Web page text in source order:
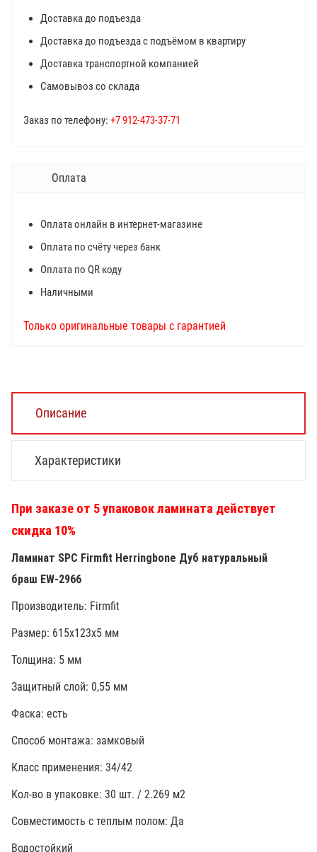
Доставка до подъезда
Доставка до подъезда с подъёмом в квартиру
Доставка транспортной компанией
Самовывоз со склада
Заказ по телефону: +7 912-473-37-71
Оплата
Оплата онлайн в интернет-магазине
Оплата по счёту через банк
Оплата по QR коду
Наличными
Только оригинальные товары с гарантией
Описание
Характеристики
При заказе от 5 упаковок ламината действует
скидка 10%
Ламинат SPC Firmfit Herringbone Дуб натуральный
браш EW-2966
Производитель: Firmfit
Размер: 615х123х5 мм
Толщина: 5 мм
Защитный слой: 0,55 мм
Фаска: есть
Способ монтажа: замковый
Класс применения: 34/42
Кол-во в упаковке: 30 шт. / 2.269 м2
Совместимость с теплым полом: Да
Водостойкий